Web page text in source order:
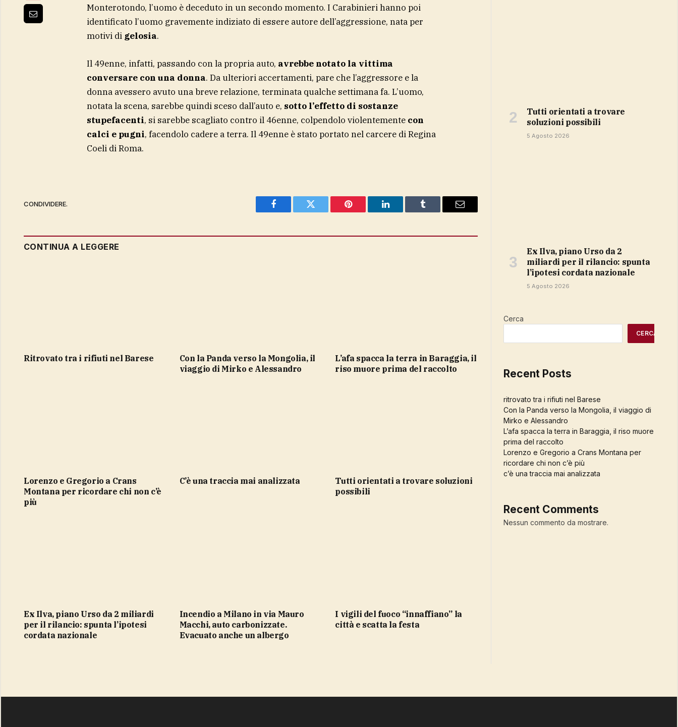
Monterotondo, l’uomo è deceduto in un secondo momento. I Carabinieri hanno poi
identificato l’uomo gravemente indiziato di essere autore dell’aggressione, nata per
motivi di gelosia.
Il 49enne, infatti, passando con la propria auto, avrebbe notato la vittima
conversare con una donna. Da ulteriori accertamenti, pare che l’aggressore e la
donna avessero avuto una breve relazione, terminata qualche settimana fa. L’uomo,
notata la scena, sarebbe quindi sceso dall’auto e, sotto l’effetto di sostanze
stupefacenti, si sarebbe scagliato contro il 46enne, colpendolo violentemente con
calci e pugni, facendolo cadere a terra. Il 49enne è stato portato nel carcere di Regina
Coeli di Roma.
CONDIVIDERE.
Facebook Twitter Pinterest LinkedIn Tumblr Email
CONTINUA A LEGGERE
ritrovato tra i rifiuti nel Barese
Con la Panda verso la Mongolia, il
viaggio di Mirko e Alessandro
L’afa spacca la terra in Baraggia, il
riso muore prima del raccolto
Lorenzo e Gregorio a Crans
Montana per ricordare chi non c’è
più
c’è una traccia mai analizzata
Tutti orientati a trovare soluzioni
possibili
Ex Ilva, piano Urso da 2 miliardi
per il rilancio: spunta l’ipotesi
cordata nazionale
Incendio a Milano in via Mauro
Macchi, auto carbonizzate.
Evacuato anche un albergo
i vigili del fuoco “innaffiano” la
città e scatta la festa
Tutti orientati a trovare
soluzioni possibili
5 Agosto 2026
Ex Ilva, piano Urso da 2
miliardi per il rilancio: spunta
l’ipotesi cordata nazionale
5 Agosto 2026
Cerca
CERCA
Recent Posts
ritrovato tra i rifiuti nel Barese
Con la Panda verso la Mongolia, il viaggio di
Mirko e Alessandro
L’afa spacca la terra in Baraggia, il riso muore
prima del raccolto
Lorenzo e Gregorio a Crans Montana per
ricordare chi non c’è più
c’è una traccia mai analizzata
Recent Comments
Nessun commento da mostrare.